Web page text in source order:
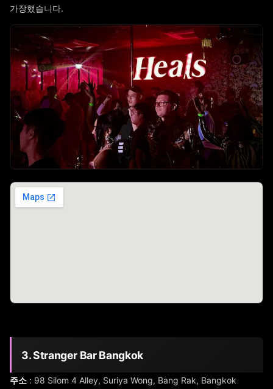
가장했습니다.
3. Stranger Bar Bangkok
주소 : 98 Silom 4 Alley, Suriya Wong, Bang Rak, Bangkok